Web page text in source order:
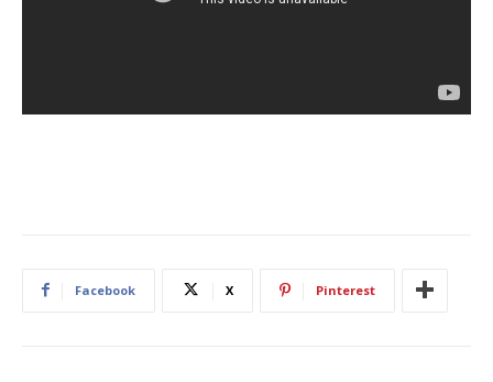
Facebook X Pinterest